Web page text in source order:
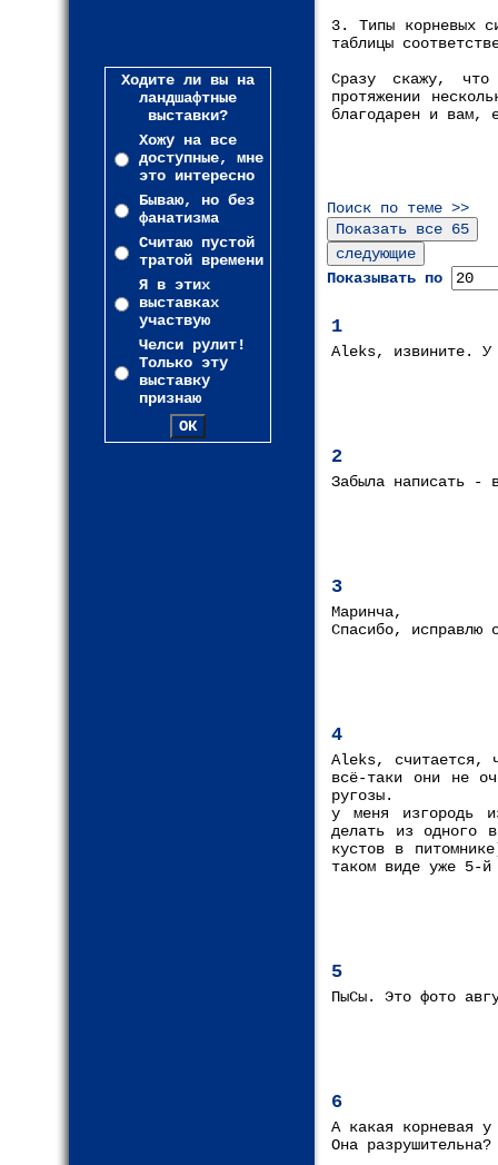
Ходите ли вы на
ландшафтные
выставки?
Хожу на все
доступные, мне
это интересно
Бываю, но без
фанатизма
Считаю пустой
тратой времени
Я в этих
выставках
участвую
Челси рулит!
Только эту
выставку
признаю
3. Типы корневых
таблицы
Сразу скажу, что
протяжении
благодарен и вам,
Поиск по теме >>
Показывать по
1
Aleks, извините. У
2
Забыла написать -
3
Маринча,
Спасибо, исправлю
4
Aleks, считается,
всё-таки они не
ругозы.
у меня изгородь
делать из одного
кустов в
таком виде уже 5-
5
ПыСы. Это фото
6
А какая корневая
Она разрушительна?